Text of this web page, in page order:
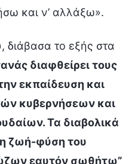
και ν’ αλλάξω».
διάβασα το εξής στα
διαφθείρει τους
εκπαίδευση και
κυβερνήσεων και
Τα διαβολικά
η ζωή-φύση του
εαυτόν σωθήτω”